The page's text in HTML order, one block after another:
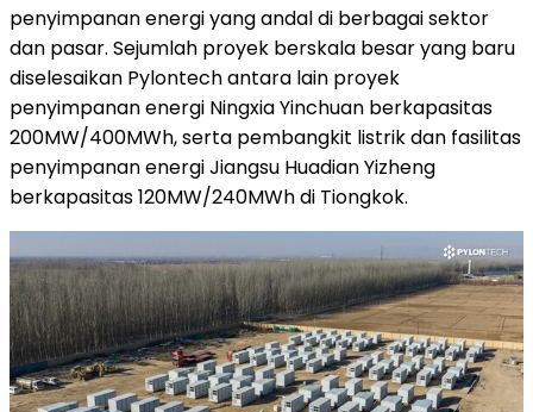
penyimpanan energi yang andal di berbagai sektor
dan pasar. Sejumlah proyek berskala besar yang baru
diselesaikan Pylontech antara lain proyek
penyimpanan energi Ningxia Yinchuan berkapasitas
200MW/400MWh, serta pembangkit listrik dan fasilitas
penyimpanan energi Jiangsu Huadian Yizheng
berkapasitas 120MW/240MWh di Tiongkok.